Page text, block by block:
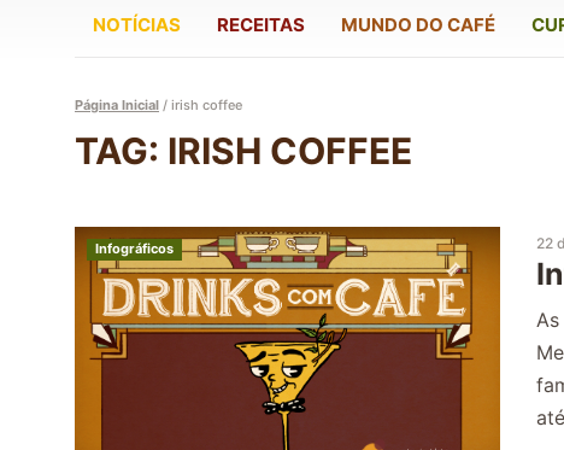
NOTÍCIAS RECEITAS MUNDO DO CAFÉ
Página Inicial / irish coffee
TAG: IRISH COFFEE
Infográficos 22